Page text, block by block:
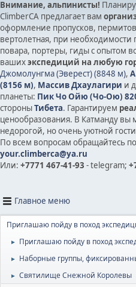
Внимание, альпинисты!
ClimberCA предлагает вам
оформление пропусков,
вертолетная, при
повара, портеры, гиды с опытом
вашихэкспедиций на любую
Джомолунгма (Эверест) (8848 м),
(8156 м), Массив Дхаулагири и
планеты: Пик Чо Ойю (Чо-Ою)
стороныТибета. Гарантируем
ценообразования. В Катманду вы
недорогой, но очень уютной
По всем вопросам обращайтесь
your.climberca@ya.ru
Или: +7771 467-41-93 - telegram;
Главное меню
Приглашаю пойду в поход
► Приглашаю пойду в поход
► Наборные группы,
► Святилище Снежной Королевы